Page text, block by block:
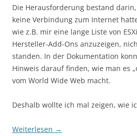
Die Herausforderung bestand
keine Verbindung zum Internet
wie z.B. mir eine lange Liste von
Hersteller-Add-Ons anzuzeigen,
standen. In der Dokumentation
Hinweis darauf finden, wie man es
vom World Wide Web macht.
Deshalb wollte ich mal zeigen, wie
Weiterlesen →